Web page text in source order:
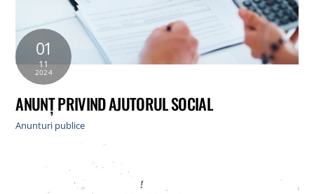
01
11
2024
ANUNȚ PRIVIND AJUTORUL SOCIAL
Anunturi publice